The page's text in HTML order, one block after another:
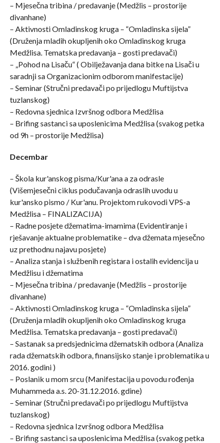
– Mjesečna tribina / predavanje (Medžlis – prostorije
divanhane)
– Aktivnosti Omladinskog kruga – “Omladinska sijela”
(Druženja mladih okupljenih oko Omladinskog kruga
Medžlisa. Tematska predavanja – gosti predavači)
– „Pohod na Lisaču“ ( Obilježavanja dana bitke na Lisači u
saradnji sa Organizacionim odborom manifestacije)
– Seminar (Stručni predavači po prijedlogu Muftijstva
tuzlanskog)
– Redovna sjednica Izvršnog odbora Medžlisa
– Brifing sastanci sa uposlenicima Medžlisa (svakog petka
od 9h – prostorije Medžlisa)
Decembar
– Škola kur'anskog pisma/Kur'ana a za odrasle
(Višemjesečni ciklus podučavanja odraslih uvodu u
kur'ansko pismo / Kur'anu. Projektom rukovodi VPS-a
Medžlisa – FINALIZACIJA)
– Radne posjete džematima-imamima (Evidentiranje i
rješavanje aktualne problematike – dva džemata mjesečno
uz prethodnu najavu posjete)
– Analiza stanja i službenih registara i ostalih evidencija u
Medžlisu i džematima
– Mjesečna tribina / predavanje (Medžlis – prostorije
divanhane)
– Aktivnosti Omladinskog kruga – “Omladinska sijela”
(Druženja mladih okupljenih oko Omladinskog kruga
Medžlisa. Tematska predavanja – gosti predavači)
– Sastanak sa predsjednicima džematskih odbora (Analiza
rada džematskih odbora, finansijsko stanje i problematika u
2016. godini )
– Poslanik u mom srcu (Manifestacija u povodu rođenja
Muhammeda a.s. 20-31.12.2016. gdine)
– Seminar (Stručni predavači po prijedlogu Muftijstva
tuzlanskog)
– Redovna sjednica Izvršnog odbora Medžlisa
– Brifing sastanci sa uposlenicima Medžlisa (svakog petka